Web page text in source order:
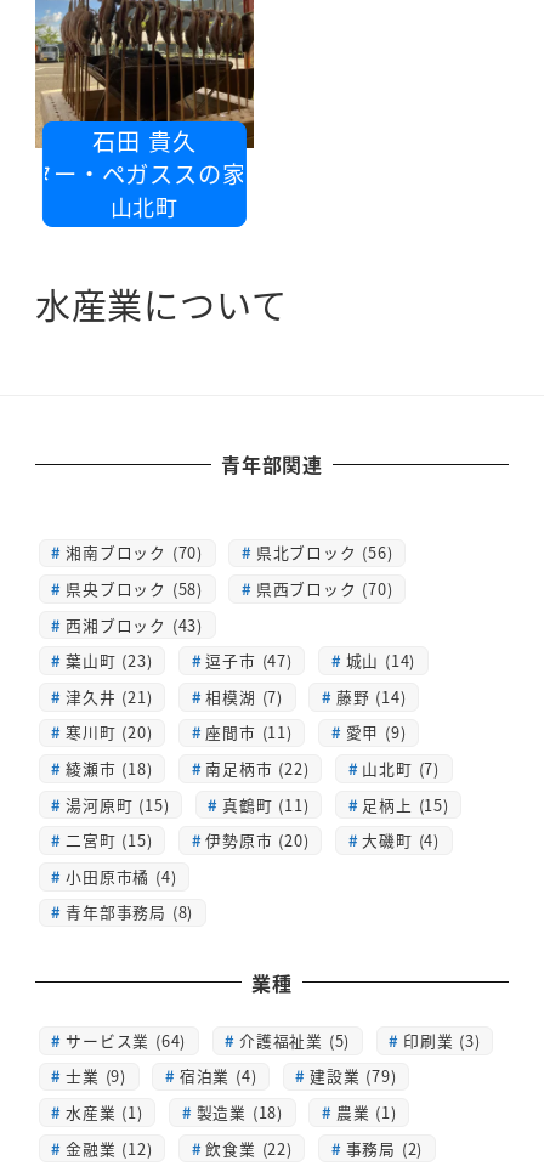
石田 貴久
ー・ペガススの家
山北町
水産業について
青年部関連
湘南ブロック (70)
県北ブロック (56)
県央ブロック (58)
県西ブロック (70)
西湘ブロック (43)
葉山町 (23)
逗子市 (47)
城山 (14)
津久井 (21)
相模湖 (7)
藤野 (14)
寒川町 (20)
座間市 (11)
愛甲 (9)
綾瀬市 (18)
南足柄市 (22)
山北町 (7)
湯河原町 (15)
真鶴町 (11)
足柄上 (15)
二宮町 (15)
伊勢原市 (20)
大磯町 (4)
小田原市橘 (4)
青年部事務局 (8)
業種
サービス業 (64) 介護福祉業 (5)
印刷業 (3)
士業 (9)
宿泊業 (4)
建設業 (79)
水産業 (1)
製造業 (18)
農業 (1)
金融業 (12)
飲食業 (22)
事務局 (2)